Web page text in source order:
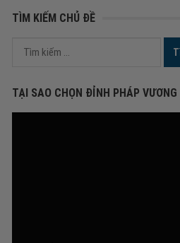
TÌM KIẾM CHỦ ĐỀ
Tìm
TẠI SAO CHỌN ĐỈNH PHÁP VƯƠNG